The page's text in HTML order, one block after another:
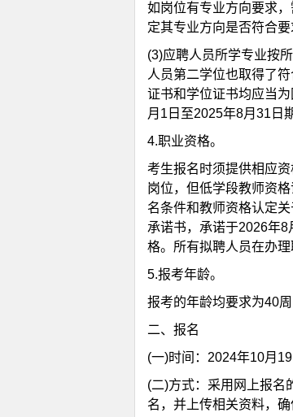
如岗位有专业方向要求
定其专业方向是否符合要
(3)应聘人员所学专业按
人员第二学位也取得了
证书和学位证书均应当
月1日至2025年8月31日
4.职业资格。
考生报名时须提供相应
岗位，但低学段教师资
名条件和教师资格认定
承诺书，承诺于2026年
格。所有拟聘人员在办
5.报考年龄。
报考的年龄均要求为40
二、报名
(一)时间：2024年10月
(二)方式：采用网上报名
名，并上传相关资料，确